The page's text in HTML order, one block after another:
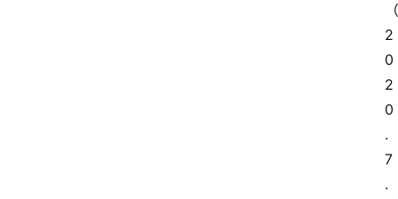
（
2
0
2
0
.
7
.